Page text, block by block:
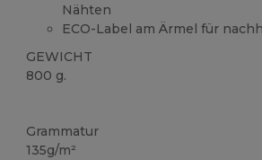
Nähten
ECO-Label am Ärmel für
GEWICHT
800 g.
Grammatur
135g/m²